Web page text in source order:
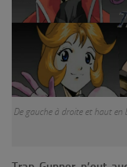
De gauche à droite et haut en